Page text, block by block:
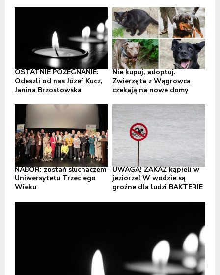
OSTATNIE POŻEGNANIE:
Odeszli od nas Józef Kucz,
Janina Brzostowska
Nie kupuj, adoptuj.
Zwierzęta z Wągrowca
czekają na nowe domy
NABÓR: zostań słuchaczem
Uniwersytetu Trzeciego
Wieku
UWAGA! ZAKAZ kąpieli w
jeziorze! W wodzie są
groźne dla ludzi BAKTERIE